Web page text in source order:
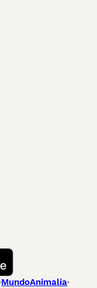
MundoAnimalia